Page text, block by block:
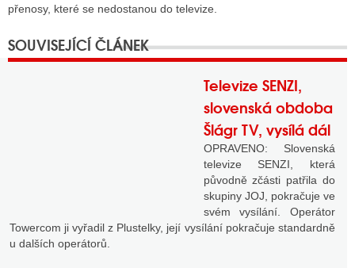
přenosy, které se nedostanou do televize.
Televize SENZI,
slovenská obdoba
Šlágr TV, vysílá dál
OPRAVENO: Slovenská
televize SENZI, která
původně zčásti patřila do
skupiny JOJ, pokračuje ve
svém vysílání. Operátor
Towercom ji vyřadil z Plustelky, její vysílání pokračuje standardně
u dalších operátorů.